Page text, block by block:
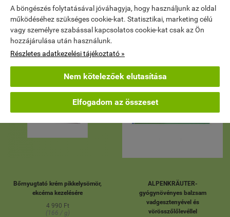
A böngészés folytatásával jóváhagyja, hogy használjunk az oldal
működéséhez szükséges cookie-kat. Statisztikai, marketing célú
vagy személyre szabással kapcsolatos cookie-kat csak az Ön
hozzájárulása után használunk.
Részletes adatkezelési tájékoztató »
Nem kötelezőek elutasítása
Elfogadom az összeset
 KOSÁRBA  KOSÁRBA
ÚJ
Bőrnyugtató krém pikkelysömör,
ekcéma kezelésére
4 990 Ft
(166 / g)
ALPENKRÄUTER-
gyógynövényes balzsam
vadgesztenyével és
vörösszőlőlevéllel